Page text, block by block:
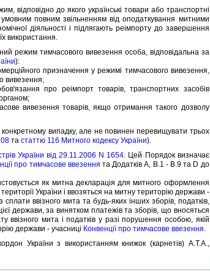
вiдповiдно до якого українськi товари або транспортнi
повним звiльненням вiд оподаткування митними
дiяльностi i пiдлягають реiмпорту до завершення
використання.
режим тимчасового вивезення особа, вiдповiдальна за
):
призначення у режимi тимчасового вивезення,
вивезення;
про реiмпорт товарiв, транспортних засобiв
вивезення товарiв, якщо отримання такого дозволу
випадку, але не повинен перевищувати трьох
тастаттю 116 Митного кодексу України).
України вiд 29.11.2006 N 1654 . Цей Порядок визначає
про тимчасове ввезення та Додаткiв A, B.1 - B.9 та D до
як митна декларацiя для митного оформлення
України i ввозяться на митну територiю держави -
ввiзного мита та будь-яких iнших зборiв, податкiв,
держави, за винятком платежiв та зборiв, що вносяться
ввiзного мита i податкiв у разi порушення особою, якiй
держави - учасницi Конвенцiї про тимчасове ввезення
України з використанням книжок (карнетiв) А.Т.А.,